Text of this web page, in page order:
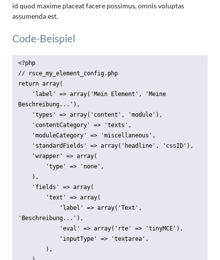
id quod maxime placeat facere possimus, omnis voluptas
assumenda est.
Code-Beispiel
<?php
// rsce_my_element_config.php
return array(
Beschreibung...'),
'Beschreibung...'),